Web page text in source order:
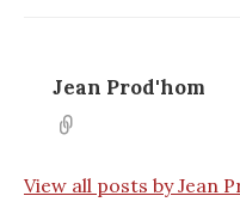
Jean Prod'hom
View all posts by Jean